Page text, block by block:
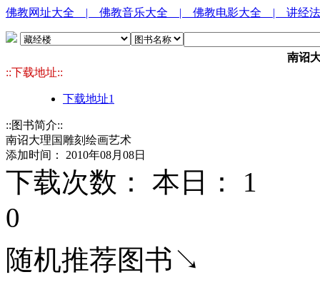
佛教网址大全 | 佛教音乐大全 | 佛教电影大全 | 讲经
南诏
::下载地址::
下载地址1
::图书简介::
南诏大理国雕刻绘画艺术
添加时间： 2010年08月08日
下载次数： 本日： 1
0
随机推荐图书↘